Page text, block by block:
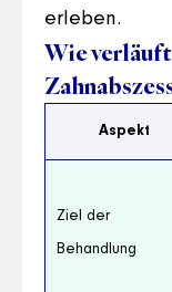
erleben.
Wie
Aspekt
Ziel der
Behandlung